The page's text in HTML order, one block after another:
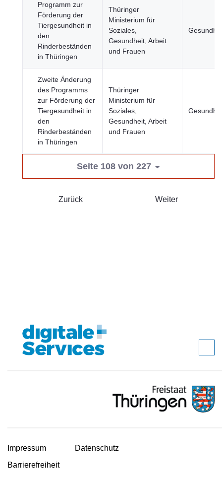
Programm zur
Förderung der
Tiergesundheit in
den
Rinderbeständen
in Thüringen
Thüringer
Ministerium für
Soziales,
Gesundheit, Arbeit
und Frauen
Zweite Änderung
des Programms
zur Förderung der
Tiergesundheit in
den
Rinderbeständen
in Thüringen
Thüringer
Ministerium für
Soziales,
Gesundheit, Arbeit
und Frauen
Seite 108 von 227
Zurück Weiter
Impressum
Datenschutz
Barrierefreiheit